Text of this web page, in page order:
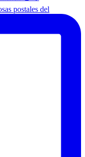
postales del